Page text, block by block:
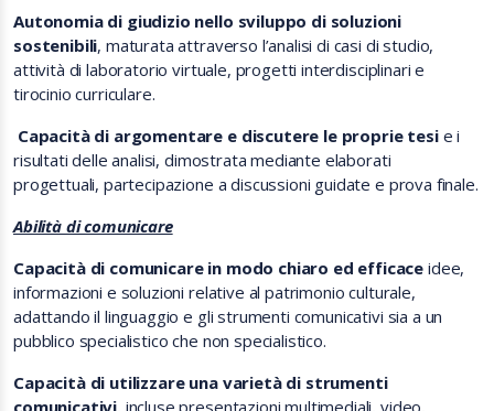
Autonomia di giudizio nello sviluppo di soluzioni
sostenibili, maturata attraverso l’analisi di casi di studio,
attività di laboratorio virtuale, progetti interdisciplinari e
tirocinio curriculare.
Capacità di argomentare e discutere le proprie tesie i
risultati delle analisi, dimostrata mediante elaborati
progettuali, partecipazione a discussioni guidate e prova finale.
Abilità di comunicare
Capacità di comunicare in modo chiaro ed efficace idee,
informazioni e soluzioni relative al patrimonio culturale,
adattando il linguaggio e gli strumenti comunicativi sia a un
pubblico specialistico che non specialistico.
Capacità di utilizzare una varietà di strumenti
comunicativi, incluse presentazioni multimediali, video,